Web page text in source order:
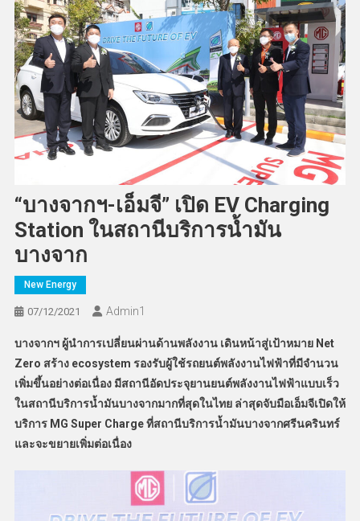
“บางจากฯ-เอ็มจี” เปิด EV Charging
Station ในสถานีบริการน้ำมัน
บางจาก
New Energy
07/12/2021 Admin​1
บางจากฯ ผู้นำการเปลี่ยนผ่านด้านพลังงาน เดินหน้าสู่เป้าหมาย Net
Zero สร้าง ecosystem รองรับผู้ใช้รถยนต์พลังงานไฟฟ้าที่มีจำนวน
เพิ่มขึ้นอย่างต่อเนื่อง มีสถานีอัดประจุยานยนต์พลังงานไฟฟ้าแบบเร็ว
ในสถานีบริการน้ำมันบางจากมากที่สุดในไทย ล่าสุดจับมือเอ็มจีเปิดให้
บริการ MG Super Charge ที่สถานีบริการน้ำมันบางจากศรีนครินทร์
และจะขยายเพิ่มต่อเนื่อง